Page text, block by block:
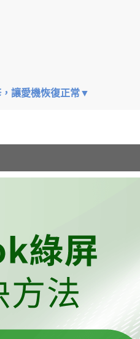
讓愛機恢復正常▼